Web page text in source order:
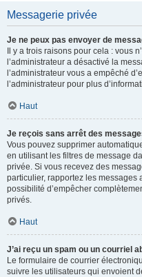
Messagerie privée
Je ne peux pas envoyer de
Il y a trois raisons pour cela : vous
l’administrateur a désactivé la
l’administrateur vous a empêché
l’administrateur pour plus
Haut
Je reçois sans arrêt des
Vous pouvez supprimer
en utilisant les filtres de message
privée. Si vous recevez des
particulier, rapportez les messages
possibilité d’empêcher
privés.
Haut
J’ai reçu un spam ou un courriel
Le formulaire de courrier
suivre les utilisateurs qui envoient